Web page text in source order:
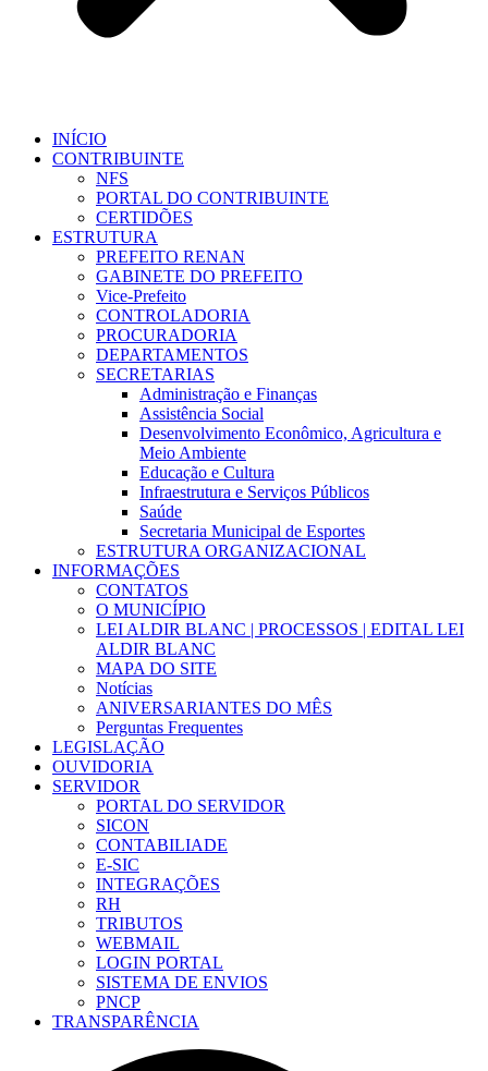
INÍCIO
CONTRIBUINTE
NFS
PORTAL DO CONTRIBUINTE
CERTIDÕES
ESTRUTURA
PREFEITO RENAN
GABINETE DO PREFEITO
Vice-Prefeito
CONTROLADORIA
PROCURADORIA
DEPARTAMENTOS
SECRETARIAS
Administração e Finanças
Assistência Social
Desenvolvimento Econômico, Agricultura e
Meio Ambiente
Educação e Cultura
Infraestrutura e Serviços Públicos
Saúde
Secretaria Municipal de Esportes
ESTRUTURA ORGANIZACIONAL
INFORMAÇÕES
CONTATOS
O MUNICÍPIO
LEI ALDIR BLANC | PROCESSOS | EDITAL LEI
ALDIR BLANC
MAPA DO SITE
Notícias
ANIVERSARIANTES DO MÊS
Perguntas Frequentes
LEGISLAÇÃO
OUVIDORIA
SERVIDOR
PORTAL DO SERVIDOR
SICON
CONTABILIADE
E-SIC
INTEGRAÇÕES
RH
TRIBUTOS
WEBMAIL
LOGIN PORTAL
SISTEMA DE ENVIOS
PNCP
TRANSPARÊNCIA